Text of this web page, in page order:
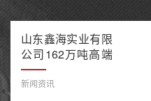
山东鑫海实业有限
公司162万吨高端
不锈钢项目产能置
换方案公示
新闻资讯